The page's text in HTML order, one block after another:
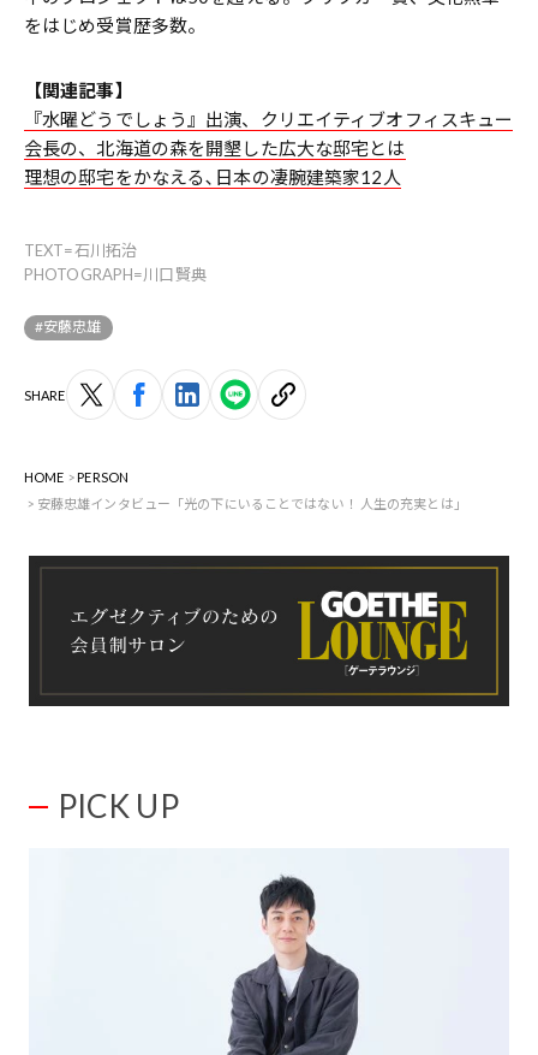
をはじめ受賞歴多数。
【関連記事】
『水曜どうでしょう』出演、クリエイティブオフィスキュー
会長の、北海道の森を開墾した広大な邸宅とは
理想の邸宅をかなえる､日本の凄腕建築家12人
TEXT=石川拓治
PHOTOGRAPH=川口賢典
#安藤忠雄
SHARE
HOME
PERSON
安藤忠雄インタビュー「光の下にいることではない！ 人生の充実とは」
PICK UP